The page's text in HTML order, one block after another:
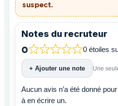
suspect.
Notes du recruteur
0 0 étoiles
+ Ajouter une note Une
Aucun avis n’a été donné
à en écrire un.